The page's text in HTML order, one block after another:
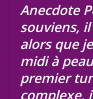
Anecdote
souviens,
alors que
midi à
premier
complexe,